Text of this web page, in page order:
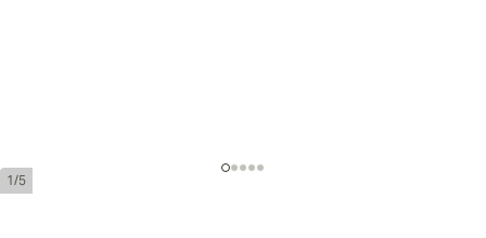
1/5